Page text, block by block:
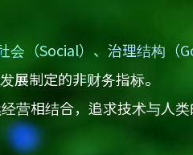
会（Social）、 治理结构（
展制定的非财务指标。
营相结合，追求技术与人类